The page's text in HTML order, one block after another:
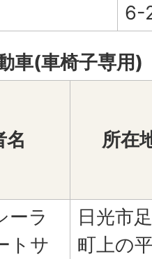
6-
車(車椅子専用)
名 所在
ーラ
トサ
日光市
町上の